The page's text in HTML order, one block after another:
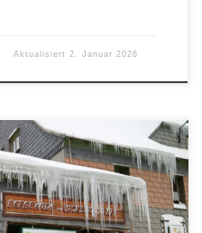
Aktualisiert 2. Januar 2026